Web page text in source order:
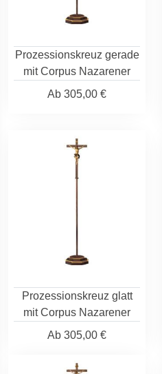
Prozessionskreuz gerade
mit Corpus Nazarener
Ab 305,00 €
Prozessionskreuz glatt
mit Corpus Nazarener
Ab 305,00 €